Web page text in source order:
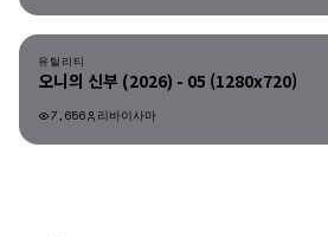
유틸리티
유틸리티
오니의 신부 (2026) - 05 (1280x720)
7,656 리바이사마